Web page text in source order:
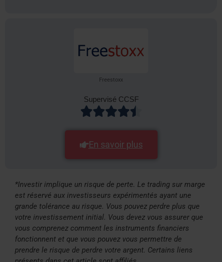
Freestoxx
Supervisé CCSF
En savoir plus
*Investir implique un risque de perte. Le trading sur marge
est réservé aux investisseurs expérimentés ayant une
grande tolérance au risque. Vous pouvez perdre plus que
votre investissement initial. Vous devez vous assurer que
vous comprenez comment les instruments financiers
fonctionnent et que vous pouvez vous permettre de
prendre le risque de perdre votre argent. Certains liens